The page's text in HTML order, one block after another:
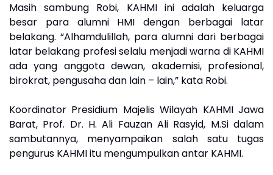
Masih sambung Robi, KAHMI ini adalah keluarga
besar para alumni HMI dengan berbagai latar
belakang. “Alhamdulillah, para alumni dari berbagai
latar belakang profesi selalu menjadi warna di KAHMI
ada yang anggota dewan, akademisi, profesional,
birokrat, pengusaha dan lain – lain,” kata Robi.
Koordinator Presidium Majelis Wilayah KAHMI Jawa
Barat, Prof. Dr. H. Ali Fauzan Ali Rasyid, M.Si dalam
sambutannya, menyampaikan salah satu tugas
pengurus KAHMI itu mengumpulkan antar KAHMI.